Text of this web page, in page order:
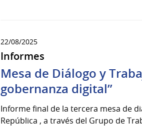
22/08/2025
Informes
Mesa de Diálogo y
gobernanza digital”
Informe final de la tercera mesa de
República , a través del Grupo de